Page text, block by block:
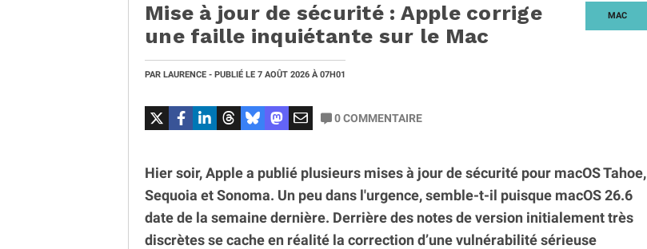
MAC
Mise à jour de sécurité : Apple corrige
une faille inquiétante sur le Mac
PAR LAURENCE - PUBLIÉ LE 7 AOÛT 2026 À 07H01
0COMMENTAIRE
Hier soir, Apple a publié plusieurs mises à jour de sécurité pour macOS Tahoe,
Sequoia et Sonoma. Un peu dans l'urgence, semble-t-il puisque macOS 26.6
date de la semaine dernière. Derrière des notes de version initialement très
discrètes se cache en réalité la correction d’une vulnérabilité sérieuse